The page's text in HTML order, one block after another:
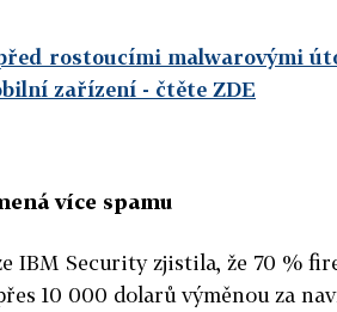
rostoucími malwarovými
zařízení - čtěte ZDE
více spamu
IBM Security zjistila, že 70 %
10 000 dolarů výměnou za